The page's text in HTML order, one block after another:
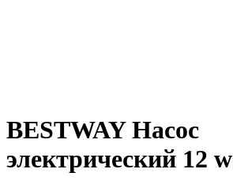
BESTWAY Насос
электрический 12 w